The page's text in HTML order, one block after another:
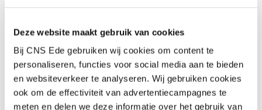
Deze website maakt gebruik van cookies
Bij CNS Ede gebruiken wij cookies om content te
personaliseren, functies voor social media aan te bieden
en websiteverkeer te analyseren. Wij gebruiken cookies
ook om de effectiviteit van advertentiecampagnes te
meten en delen we deze informatie over het gebruik van
Onderwijs (Ede), SBO De Windroos (Veenendaal) en
School met de Bijbel (Lunteren) volgen 10
professionals van CNS Ede de opleiding tot
kwaliteitscoördinator. Zij ontwikkelen we zich in: